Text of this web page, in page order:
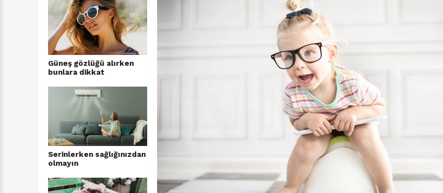
Güneş gözlüğü alırken
bunlara dikkat
Serinlerken sağlığınızdan
olmayın